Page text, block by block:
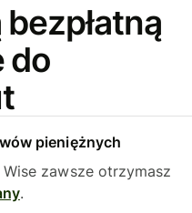
do
pieniężnych
zawsze otrzymasz
.